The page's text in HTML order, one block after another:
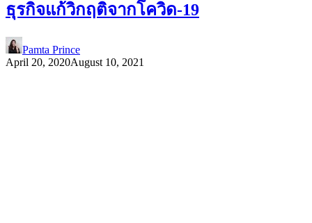
ธุรกิจแก้วิกฤติจากโควิด-19
Pamta Prince
April 20, 2020August 10, 2021